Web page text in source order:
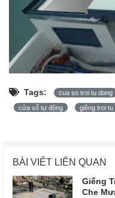
Tags: cua so troi tu dong
cửa sổ tự động giêng troi tu
BÀI VIẾT LIÊN QUAN
Giếng
Che